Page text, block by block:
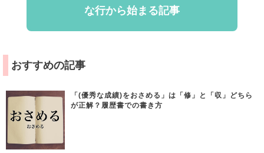
な行から始まる記事
おすすめの記事
「(優秀な成績)をおさめる」は「修」と「収」どちら
が正解？履歴書での書き方